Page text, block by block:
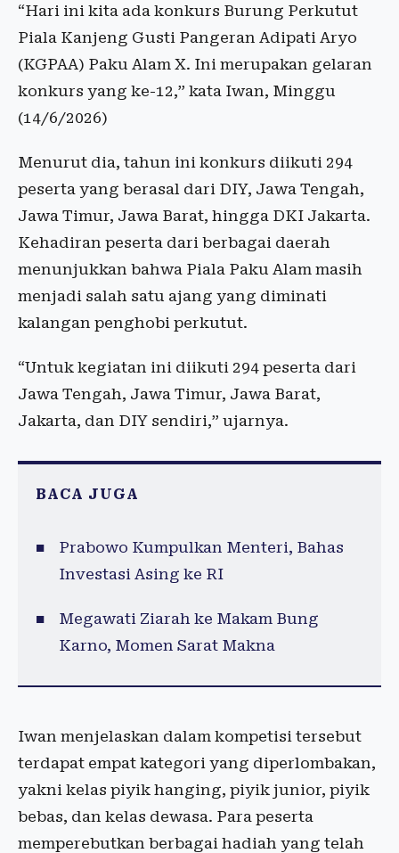
“Hari ini kita ada konkurs Burung Perkutut
Piala Kanjeng Gusti Pangeran Adipati Aryo
(KGPAA) Paku Alam X. Ini merupakan gelaran
konkurs yang ke-12,” kata Iwan, Minggu
(14/6/2026)
Menurut dia, tahun ini konkurs diikuti 294
peserta yang berasal dari DIY, Jawa Tengah,
Jawa Timur, Jawa Barat, hingga DKI Jakarta.
Kehadiran peserta dari berbagai daerah
menunjukkan bahwa Piala Paku Alam masih
menjadi salah satu ajang yang diminati
kalangan penghobi perkutut.
“Untuk kegiatan ini diikuti 294 peserta dari
Jawa Tengah, Jawa Timur, Jawa Barat,
Jakarta, dan DIY sendiri,” ujarnya.
BACA JUGA
Prabowo Kumpulkan Menteri, Bahas
Investasi Asing ke RI
Megawati Ziarah ke Makam Bung
Karno, Momen Sarat Makna
Iwan menjelaskan dalam kompetisi tersebut
terdapat empat kategori yang diperlombakan,
yakni kelas piyik hanging, piyik junior, piyik
bebas, dan kelas dewasa. Para peserta
memperebutkan berbagai hadiah yang telah